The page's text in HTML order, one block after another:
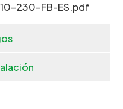
230-FB-ES.pdf